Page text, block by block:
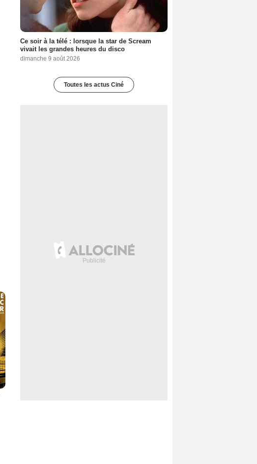
Ce soir à la télé : lorsque la star de Scream
vivait les grandes heures du disco
dimanche 9 août 2026
Toutes les actus Ciné